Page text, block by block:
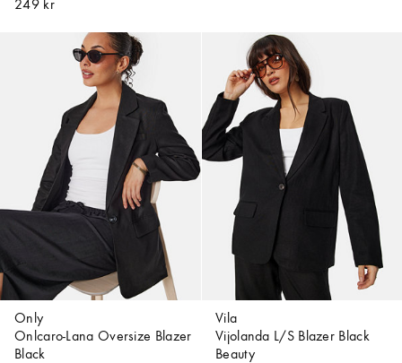
249 kr
Only
Onlcaro-Lana Oversize Blazer
Black
Vila
Vijolanda L/S Blazer Black
Beauty